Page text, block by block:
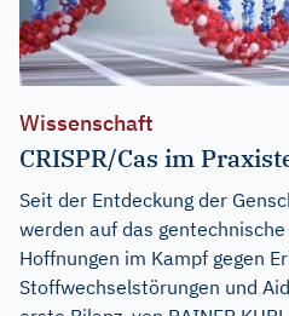
Wissenschaft
CRISPR/Cas im
Seit der Entdeckung der
werden auf das
Hoffnungen im Kampf gegen
Stoffwechselstörungen und